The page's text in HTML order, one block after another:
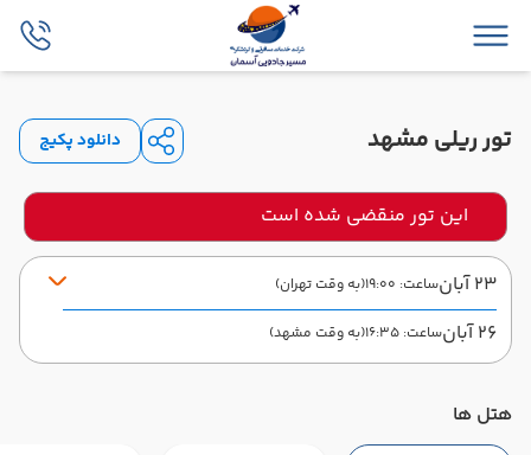
تور ریلی مشهد دانلود پکیج
این تور منقضی شده است
23 آبان ساعت: 19:00 (به وقت تهران)
26 آبان ساعت: 16:35 (به وقت مشهد)
هتل ها